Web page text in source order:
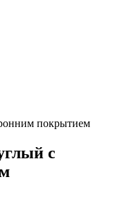
покрытием
с